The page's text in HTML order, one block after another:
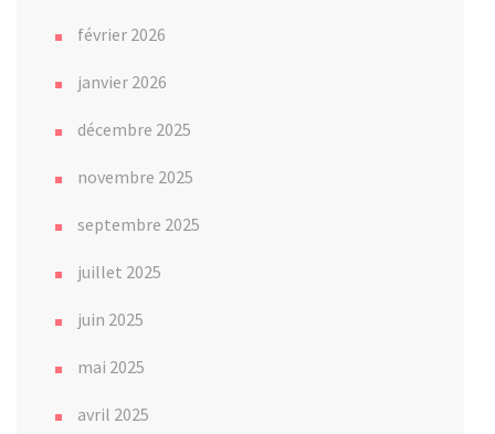
février 2026
janvier 2026
décembre 2025
novembre 2025
septembre 2025
juillet 2025
juin 2025
mai 2025
avril 2025